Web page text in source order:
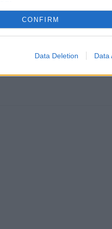
CONFIRM
Data Deletion Data
sa a užívajte si: 6 tipov, ako mať z